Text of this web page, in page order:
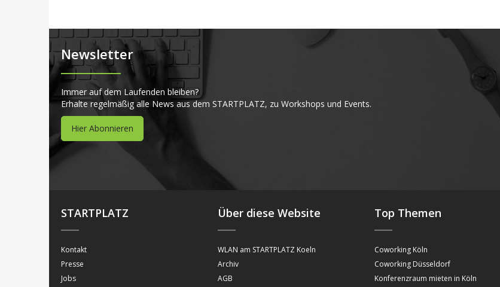
Newsletter
Immer auf dem Laufenden bleiben?
Erhalte regelmäßig alle News aus dem STARTPLATZ, zu Workshops und Events.
Hier Abonnieren
STARTPLATZ
Kontakt
Presse
Jobs
Über diese Website
WLAN am STARTPLATZ Koeln
Archiv
AGB
Top Themen
Coworking Köln
Coworking Düsseldorf
Konferenzraum mieten in Köln